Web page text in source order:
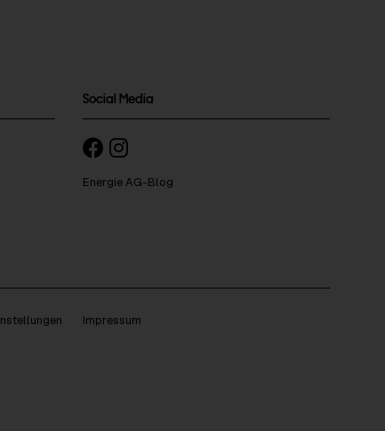
Social Media
Energie AG-Blog
Impressum